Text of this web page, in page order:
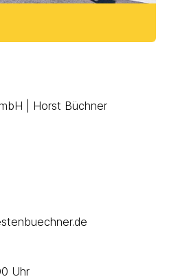
| Horst Büchner
Uhr